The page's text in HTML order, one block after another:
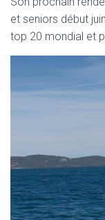
et seniors début
top 20 mondial et